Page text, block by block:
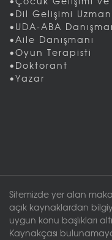
•Dil Gelişimi
•UDA-ABA
•Aile Danışmanı
•Oyun Terapisti
•Doktorant
•Yazar
Sitemizde yer alan
açık kaynaklardan
uygun konu başlıkları
Kaynakçası